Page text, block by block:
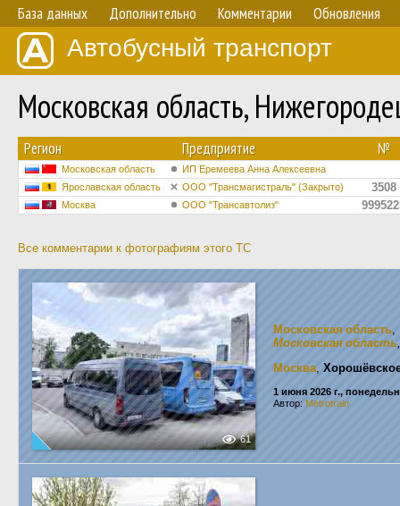
База данных Дополнительно Комментарии Обновления
Автобусный транспорт
Московская область,
Регион Предприятие №
Московская область
ИП Еремеева Анна Алексеевна
Ярославская область
ООО "Трансмагистраль" (Закрыто) 3508
Москва ООО "Трансавтолиз"
Все комментарии к фотографиям этого ТС
61
Московская область,
Московская область
Москва,
1 июня 2026 г.,
Автор: Metrotrain